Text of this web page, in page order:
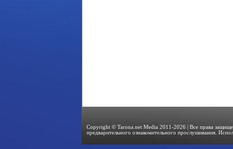
Copyright © Tarona.net Media 2011-2026 | Все права
предварительного ознакомительного прослушивания.